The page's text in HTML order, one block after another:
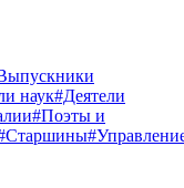
наук#Деятели
#Поэты и